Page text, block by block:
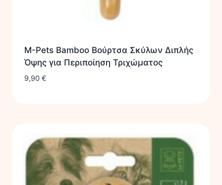
M-Pets Bamboo Βούρτσα Σκύλων Διπλής
Όψης για Περιποίηση Τριχώματος
9,90 €